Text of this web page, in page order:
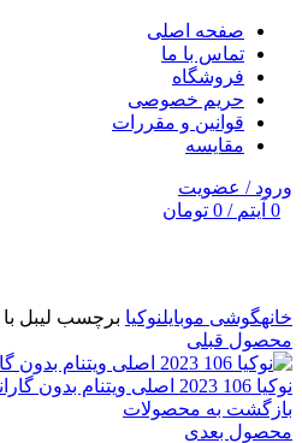
صفحه اصلی
تماس با ما
فروشگاه
حریم خصوصی
قوانین و مقررات
مقایسه
ورود / عضویت
0 آیتم /
0 تومان
خانهگوشی موبایلنوکیا برچسب لیبل
محصول قبلی
نوکیا 106 2023 اصلی ویتنام بدون گارانتی بدون کد فعالسازی
بازگشت به محصولات
محصول بعدی